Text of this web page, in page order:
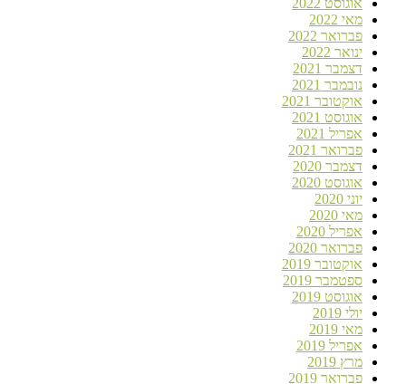
אוגוסט 2022
מאי 2022
פברואר 2022
ינואר 2022
דצמבר 2021
נובמבר 2021
אוקטובר 2021
אוגוסט 2021
אפריל 2021
פברואר 2021
דצמבר 2020
אוגוסט 2020
יוני 2020
מאי 2020
אפריל 2020
פברואר 2020
אוקטובר 2019
ספטמבר 2019
אוגוסט 2019
יולי 2019
מאי 2019
אפריל 2019
מרץ 2019
פברואר 2019